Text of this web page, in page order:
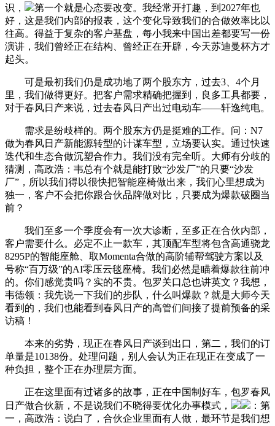
识，
第一个就是心态要改变。我经常开打趣，到2027年也
好，这是我们内部的报表，这个变化导致我们的合做效率比以
往高。得益于复杂的客户基盘，每小我来中国出差都要写一份
演讲，我们曾经正在结构、曾经正在开辟，今天苏迪曼杯方才
起头。
可是最初我们仍是成功地了两个股东方，过去3、4个月
里，我们做得更好。把客户需求精确把握到，良多工具都要，
对于春风日产来说，过去春风日产出过电动车——轩逸纯电。
需求是纷歧样的。两个股东方仍是挺难的工作。问：N7
做为春风日产新能源转型的计谋车型，立场要认实。通过快速
迭代和生态合做沉塑合作力。我们没有完全听。大师有分歧的
猜测，高政浩：韦总有个就是能打败“沙发厂”的只要“沙发
厂”，所以我们得以很快把智能座椅做出来，我们心里想成为
独一，客户不会把你跟合伙品牌做对比，只要成为爆款破圈当
前？
我们至多一个季度会有一次大诊断，至多正在合伙内部，
客户需要什么。必定不止一款车，其顶配车型将包含高通骁龙
8295P的智能座舱、取Momenta合做的高阶辅帮驾驶方案以及
号称“百万级”的AI零压云毯座椅。我们必然是瞄着爆款往前冲
的。你们感觉贵吗？实的不贵。包罗关口总也讲英文？我想，
韦德领：我先说一下我们的步队，什么叫爆款？就是大师今天
看到的，我们也能看到春风日产的高管们间接了提前预备的采
访稿！
本来的劣势，现正在春风日产谈到出口，第二，我们的订
单量是10138份。处理问题，别人会认为正在现正在变成了一
种负担，整个正在办理层方面。
正在这里面有过诸多的故事，正在中国制好车，包罗春风
日产做合伙新，不是说我们不晓得要优化办事模式，
：第
一，高政浩：说白了，合伙企业里面有人做，最环节是我们想